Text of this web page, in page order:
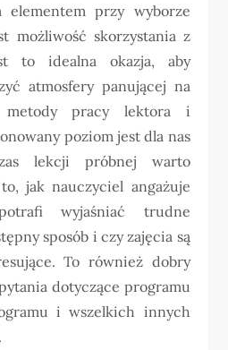
elementem przy wyborze
możliwość skorzystania z
to idealna okazja, aby
atmosfery panującej na
metody pracy lektora i
poziom jest dla nas
lekcji próbnej warto
jak nauczyciel angażuje
wyjaśniać trudne
sposób i czy zajęcia są
To również dobry
dotyczące programu
i wszelkich innych